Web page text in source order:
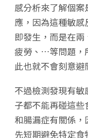
感分析來了解個
應，因為這種敏
即發生，而是在兩
疲勞、…等問題，
此也就不會刻意避
不過檢測發現有
子都不能再碰這
和腸漏症有關係
先短期避免特定食